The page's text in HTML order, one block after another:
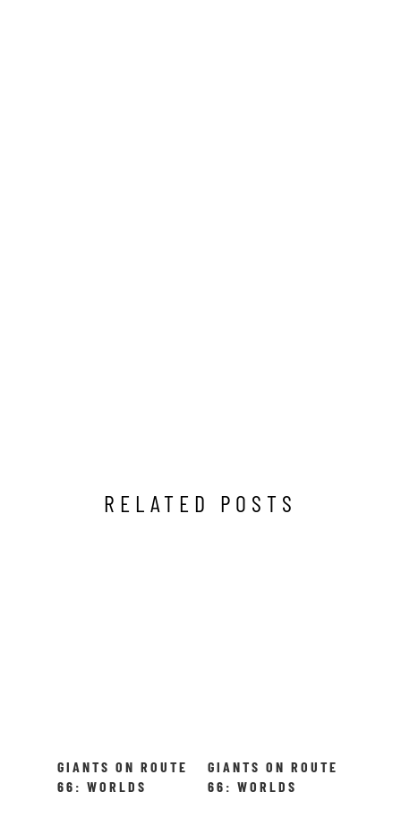
RELATED POSTS
GIANTS ON ROUTE
66: WORLDS
GIANTS ON ROUTE
66: WORLDS